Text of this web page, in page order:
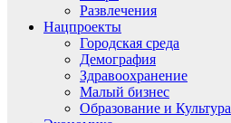
Развлечения
Нацпроекты
Городская среда
Демография
Здравоохранение
Малый бизнес
Образование и Культура